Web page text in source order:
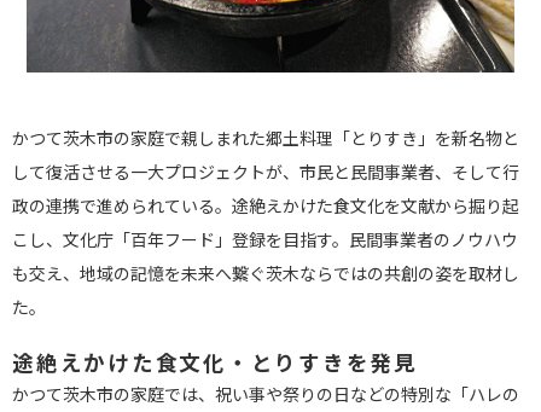
かつて茨木市の家庭で親しまれた郷土料理「とりすき」を新名物と
して復活させる一大プロジェクトが、市民と民間事業者、そして行
政の連携で進められている。途絶えかけた食文化を文献から掘り起
こし、文化庁「百年フード」登録を目指す。民間事業者のノウハウ
も交え、地域の記憶を未来へ繋ぐ茨木ならではの共創の姿を取材し
た。
途絶えかけた食文化・とりすきを発見
かつて茨木市の家庭では、祝い事や祭りの日などの特別な「ハレの